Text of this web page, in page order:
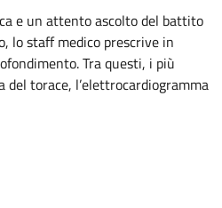
e un attento ascolto del battito
lo staff medico prescrive in
Tra questi, i più
torace, l’elettrocardiogramma